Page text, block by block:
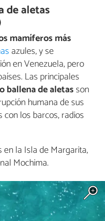
de aletas
mamíferos más
azules, y se
en Venezuela, pero
Las principales
ballena de aletasson
humana de sus
los barcos, radios
la Isla de Margarita,
Mochima.